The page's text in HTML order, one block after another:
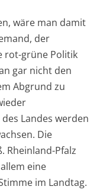
wäre man damit
der
rot-grüne Politik
gar nicht den
Abgrund zu
Landes werden
Die
Rheinland-Pfalz
eine
im Landtag.